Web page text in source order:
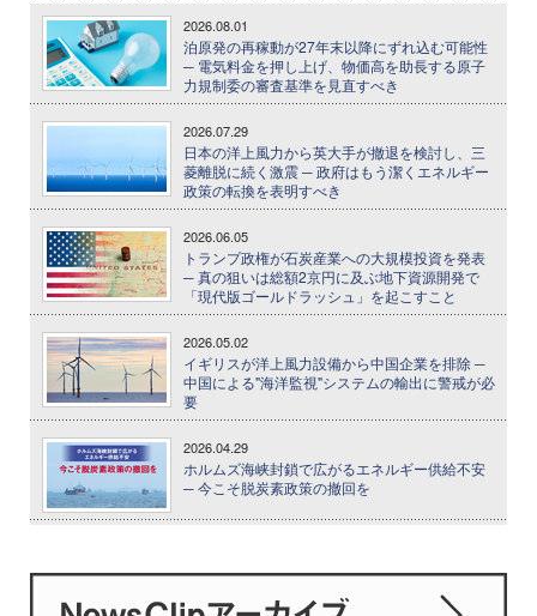
2026.08.01
泊原発の再稼動が27年末以降にずれ込む可能性
─ 電気料金を押し上げ、物価高を助長する原子
力規制委の審査基準を見直すべき
2026.07.29
日本の洋上風力から英大手が撤退を検討し、三
菱離脱に続く激震 ─ 政府はもう潔くエネルギー
政策の転換を表明すべき
2026.06.05
トランプ政権が石炭産業への大規模投資を発表
─ 真の狙いは総額2京円に及ぶ地下資源開発で
「現代版ゴールドラッシュ」を起こすこと
2026.05.02
イギリスが洋上風力設備から中国企業を排除 ─
中国による"海洋監視"システムの輸出に警戒が必
要
2026.04.29
ホルムズ海峡封鎖で広がるエネルギー供給不安
─ 今こそ脱炭素政策の撤回を